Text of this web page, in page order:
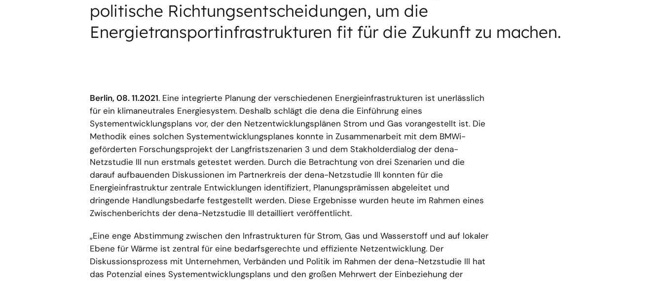
politische Richtungsentscheidungen, um die
Energietransportinfrastrukturen fit für die Zukunft zu machen.
Berlin, 08. 11.2021. Eine integrierte Planung der verschiedenen Energieinfrastrukturen ist unerlässlich
für ein klimaneutrales Energiesystem. Deshalb schlägt die dena die Einführung eines
Systementwicklungsplans vor, der den Netzentwicklungsplänen Strom und Gas vorangestellt ist. Die
Methodik eines solchen Systementwicklungsplanes konnte in Zusammenarbeit mit dem BMWi-
geförderten Forschungsprojekt der Langfristszenarien 3 und dem Stakholderdialog der dena-
Netzstudie III nun erstmals getestet werden. Durch die Betrachtung von drei Szenarien und die
darauf aufbauenden Diskussionen im Partnerkreis der dena-Netzstudie III konnten für die
Energieinfrastruktur zentrale Entwicklungen identifiziert, Planungsprämissen abgeleitet und
dringende Handlungsbedarfe festgestellt werden. Diese Ergebnisse wurden heute im Rahmen eines
Zwischenberichts der dena-Netzstudie III detailliert veröffentlicht.
„Eine enge Abstimmung zwischen den Infrastrukturen für Strom, Gas und Wasserstoff und auf lokaler
Ebene für Wärme ist zentral für eine bedarfsgerechte und effiziente Netzentwicklung. Der
Diskussionsprozess mit Unternehmen, Verbänden und Politik im Rahmen der dena-Netzstudie III hat
das Potenzial eines Systementwicklungsplans und den großen Mehrwert der Einbeziehung der